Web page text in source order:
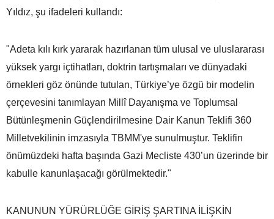
Yıldız, şu ifadeleri kullandı:
"Adeta kılı kırk yararak hazırlanan tüm ulusal ve uluslararası
yüksek yargı içtihatları, doktrin tartışmaları ve dünyadaki
örnekleri göz önünde tutulan, Türkiye’ye özgü bir modelin
çerçevesini tanımlayan Millî Dayanışma ve Toplumsal
Bütünleşmenin Güçlendirilmesine Dair Kanun Teklifi 360
Milletvekilinin imzasıyla TBMM'ye sunulmuştur. Teklifin
önümüzdeki hafta başında Gazi Mecliste 430’un üzerinde bir
kabulle kanunlaşacağı görülmektedir."
KANUNUN YÜRÜRLÜĞE GİRİŞ ŞARTINA İLİŞKİN